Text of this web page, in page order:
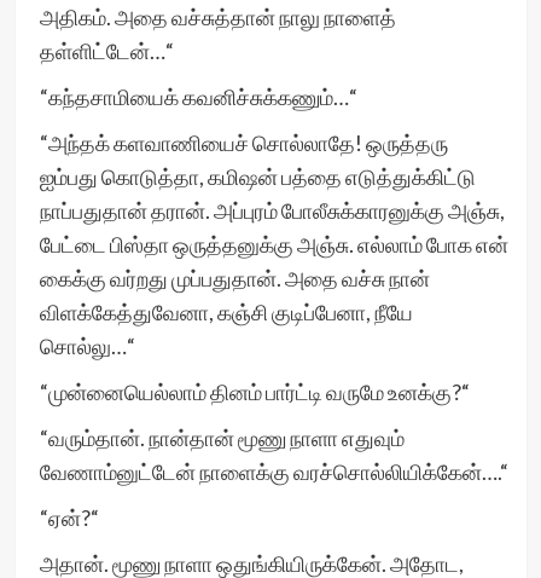
அதிகம். அதை வச்சுத்தான் நாலு நாளைத்
தள்ளிட்டேன்…“
“கந்தசாமியைக் கவனிச்சுக்கணும்…“
“அந்தக் களவாணியைச் சொல்லாதே! ஒருத்தரு
ஐம்பது கொடுத்தா, கமிஷன் பத்தை எடுத்துக்கிட்டு
நாப்பதுதான் தரான். அப்புரம் போலீசுக்காரனுக்கு அஞ்சு,
பேட்டை பிஸ்தா ஒருத்தனுக்கு அஞ்சு. எல்லாம் போக என்
கைக்கு வர்றது முப்பதுதான். அதை வச்சு நான்
விளக்கேத்துவேனா, கஞ்சி குடிப்பேனா, நீயே
சொல்லு…“
“முன்னையெல்லாம் தினம் பார்ட்டி வருமே உனக்கு?“
“வரும்தான். நான்தான் மூணு நாளா எதுவும்
வேணாம்னுட்டேன் நாளைக்கு வரச்சொல்லியிக்கேன்….“
“ஏன்?“
அதான். மூணு நாளா ஒதுங்கியிருக்கேன். அதோட,